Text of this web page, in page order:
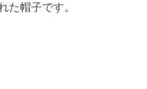
た帽子です。